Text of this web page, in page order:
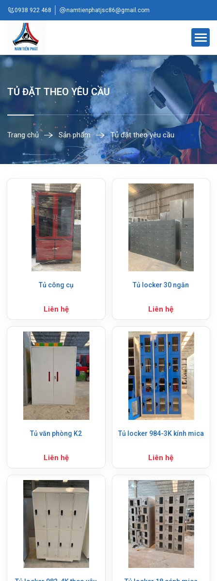
0938 922 468 namtienphatjsc86@gmail.com
TỦ ĐẶT THEO YÊU CẦU
Trang chủ Sản phẩm Tủ đặt theo yêu cầu
Tủ công cụ
Liên hệ
Tủ locker 30 ngăn
Liên hệ
Tủ văn phòng K2
Liên hệ
Tủ locker 984-3K kính mica
Liên hệ